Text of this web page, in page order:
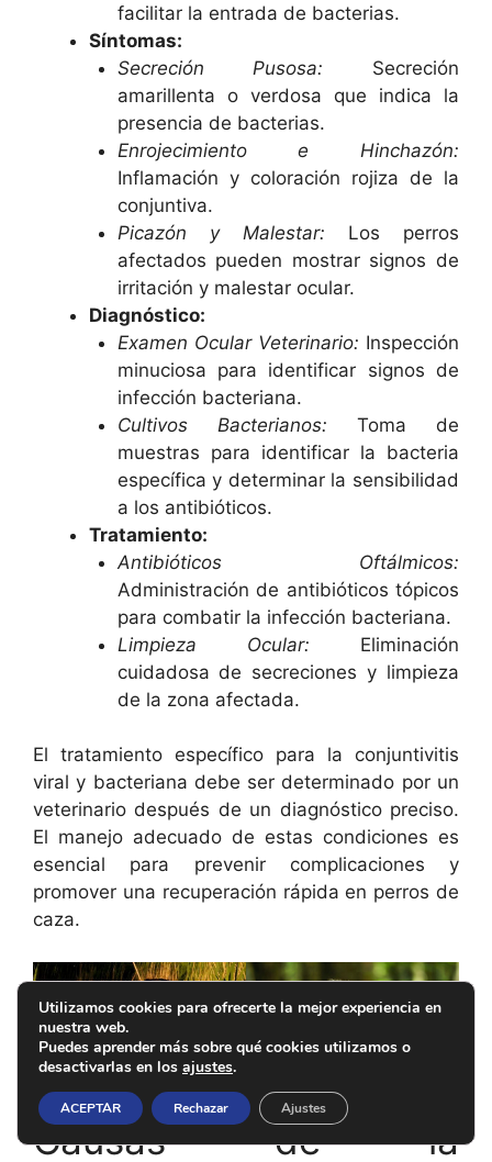
facilitar la entrada de bacterias.
Síntomas:
Secreción Pusosa: Secreción
amarillenta o verdosa que indica la
presencia de bacterias.
Enrojecimiento e Hinchazón:
Inflamación y coloración rojiza de la
conjuntiva.
Picazón y Malestar: Los perros
afectados pueden mostrar signos de
irritación y malestar ocular.
Diagnóstico:
Examen Ocular Veterinario: Inspección
minuciosa para identificar signos de
infección bacteriana.
Cultivos Bacterianos: Toma de
muestras para identificar la bacteria
específica y determinar la sensibilidad
a los antibióticos.
Tratamiento:
Antibióticos Oftálmicos:
Administración de antibióticos tópicos
para combatir la infección bacteriana.
Limpieza Ocular: Eliminación
cuidadosa de secreciones y limpieza
de la zona afectada.
El tratamiento específico para la conjuntivitis
viral y bacteriana debe ser determinado por un
veterinario después de un diagnóstico preciso.
El manejo adecuado de estas condiciones es
esencial para prevenir complicaciones y
promover una recuperación rápida en perros de
caza.
Causas de la
Utilizamos cookies para ofrecerte la mejor experiencia en
nuestra web.
Puedes aprender más sobre qué cookies utilizamos o
desactivarlas en los ajustes.
ACEPTAR Rechazar Ajustes